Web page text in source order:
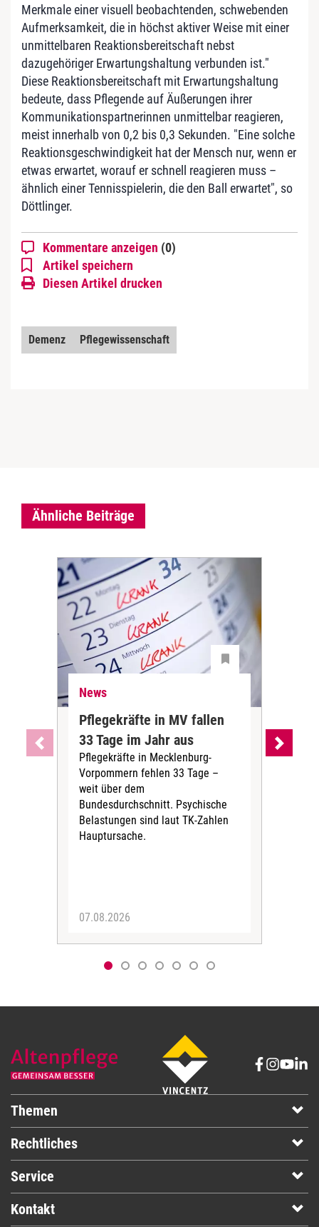
Merkmale einer visuell beobachtenden, schwebenden
Aufmerksamkeit, die in höchst aktiver Weise mit einer
unmittelbaren Reaktionsbereitschaft nebst
dazugehöriger Erwartungshaltung verbunden ist."
Diese Reaktionsbereitschaft mit Erwartungshaltung
bedeute, dass Pflegende auf Äußerungen ihrer
Kommunikationspartnerinnen unmittelbar reagieren,
meist innerhalb von 0,2 bis 0,3 Sekunden. "Eine solche
Reaktionsgeschwindigkeit hat der Mensch nur, wenn er
etwas erwartet, worauf er schnell reagieren muss –
ähnlich einer Tennisspielerin, die den Ball erwartet", so
Döttlinger.
Kommentare anzeigen (0)
Artikel speichern
Diesen Artikel drucken
Demenz Pflegewissenschaft
Ähnliche Beiträge
News
Pflegekräfte in MV fallen
33 Tage im Jahr aus
Pflegekräfte in Mecklenburg-
Vorpommern fehlen 33 Tage –
weit über dem
Bundesdurchschnitt. Psychische
Belastungen sind laut TK-Zahlen
Hauptursache.
07.08.2026
Themen
Rechtliches
Service
Kontakt